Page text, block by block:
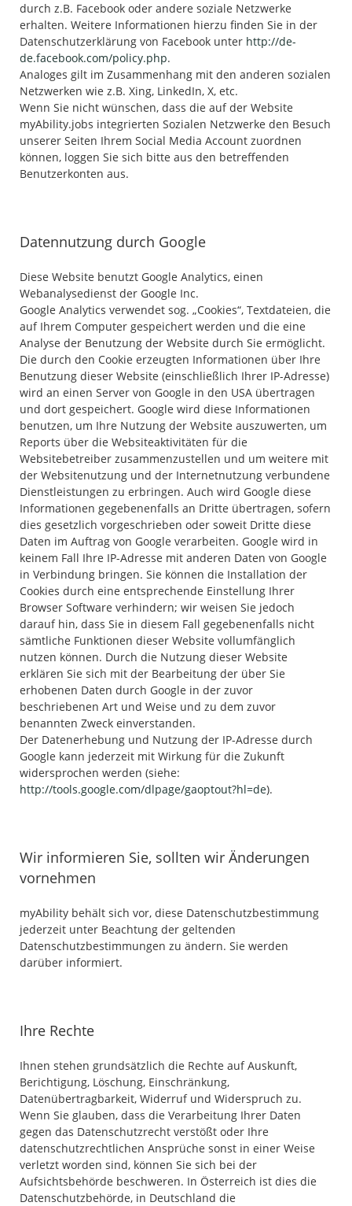
durch z.B. Facebook oder andere soziale Netzwerke
erhalten. Weitere Informationen hierzu finden Sie in der
Datenschutzerklärung von Facebook unter http://de-
de.facebook.com/policy.php.
Analoges gilt im Zusammenhang mit den anderen sozialen
Netzwerken wie z.B. Xing, LinkedIn, X, etc.
Wenn Sie nicht wünschen, dass die auf der Website
myAbility.jobs integrierten Sozialen Netzwerke den Besuch
unserer Seiten Ihrem Social Media Account zuordnen
können, loggen Sie sich bitte aus den betreffenden
Benutzerkonten aus.
Datennutzung durch Google
Diese Website benutzt Google Analytics, einen
Webanalysedienst der Google Inc.
Google Analytics verwendet sog. „Cookies“, Textdateien, die
auf Ihrem Computer gespeichert werden und die eine
Analyse der Benutzung der Website durch Sie ermöglicht.
Die durch den Cookie erzeugten Informationen über Ihre
Benutzung dieser Website (einschließlich Ihrer IP-Adresse)
wird an einen Server von Google in den USA übertragen
und dort gespeichert. Google wird diese Informationen
benutzen, um Ihre Nutzung der Website auszuwerten, um
Reports über die Websiteaktivitäten für die
Websitebetreiber zusammenzustellen und um weitere mit
der Websitenutzung und der Internetnutzung verbundene
Dienstleistungen zu erbringen. Auch wird Google diese
Informationen gegebenenfalls an Dritte übertragen, sofern
dies gesetzlich vorgeschrieben oder soweit Dritte diese
Daten im Auftrag von Google verarbeiten. Google wird in
keinem Fall Ihre IP-Adresse mit anderen Daten von Google
in Verbindung bringen. Sie können die Installation der
Cookies durch eine entsprechende Einstellung Ihrer
Browser Software verhindern; wir weisen Sie jedoch
darauf hin, dass Sie in diesem Fall gegebenenfalls nicht
sämtliche Funktionen dieser Website vollumfänglich
nutzen können. Durch die Nutzung dieser Website
erklären Sie sich mit der Bearbeitung der über Sie
erhobenen Daten durch Google in der zuvor
beschriebenen Art und Weise und zu dem zuvor
benannten Zweck einverstanden.
Der Datenerhebung und Nutzung der IP-Adresse durch
Google kann jederzeit mit Wirkung für die Zukunft
widersprochen werden (siehe:
http://tools.google.com/dlpage/gaoptout?hl=de).
Wir informieren Sie, sollten wir Änderungen
vornehmen
myAbility behält sich vor, diese Datenschutzbestimmung
jederzeit unter Beachtung der geltenden
Datenschutzbestimmungen zu ändern. Sie werden
darüber informiert.
Ihre Rechte
Ihnen stehen grundsätzlich die Rechte auf Auskunft,
Berichtigung, Löschung, Einschränkung,
Datenübertragbarkeit, Widerruf und Widerspruch zu.
Wenn Sie glauben, dass die Verarbeitung Ihrer Daten
gegen das Datenschutzrecht verstößt oder Ihre
datenschutzrechtlichen Ansprüche sonst in einer Weise
verletzt worden sind, können Sie sich bei der
Aufsichtsbehörde beschweren. In Österreich ist dies die
Datenschutzbehörde, in Deutschland die